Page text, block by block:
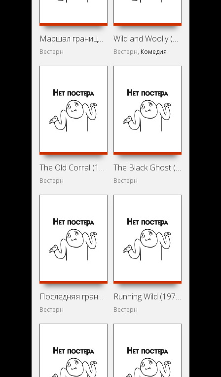
Маршал границы (1939)
Вестерн
Wild and Woolly (1937)
Вестерн, Комедия
The Old Corral (1936)
Вестерн
The Black Ghost (1932)
Вестерн
Последняя граница (1932)
Вестерн
Running Wild (1973)
Вестерн